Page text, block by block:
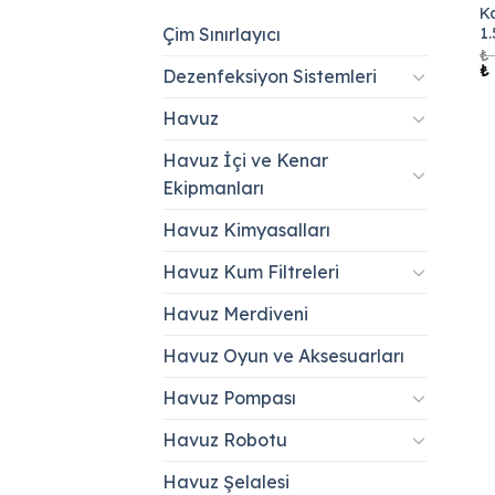
Çim Sınırlayıcı
Dezenfeksiyon Sistemleri
Havuz
Havuz İçi ve Kenar
Ekipmanları
Havuz Kimyasalları
Havuz Kum Filtreleri
Havuz Merdiveni
Havuz Oyun ve Aksesuarları
Havuz Pompası
Havuz Robotu
Havuz Şelalesi
₺
₺